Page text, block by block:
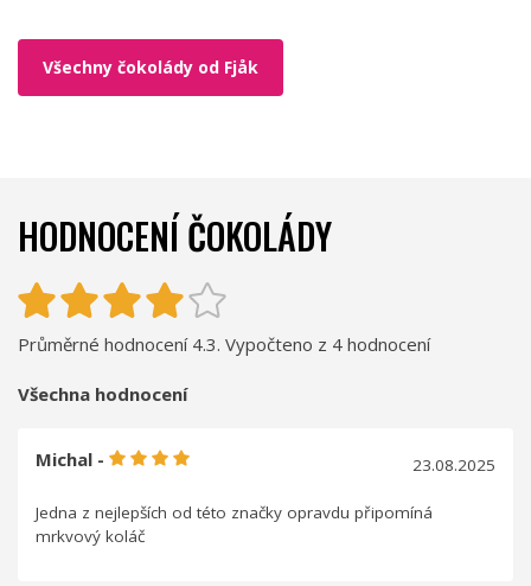
Všechny čokolády od Fjåk
HODNOCENÍ ČOKOLÁDY
Průměrné hodnocení 4.3. Vypočteno z 4 hodnocení
Všechna hodnocení
Michal - 23.08.2025
Jedna z nejlepších od této značky opravdu připomíná
mrkvový koláč